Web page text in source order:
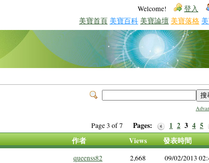
Welcome! 登入
美寶首頁 美寶百科 美寶論壇 美寶落格
Page 3 of 7 Pages: 1 2 3 4 5
作者 Views 發表時間
queenss82 2,668 09/02/2013